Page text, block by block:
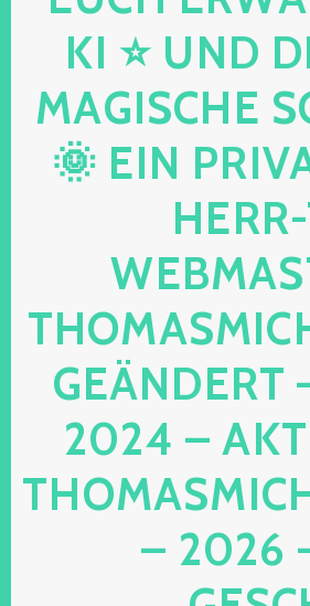
I ⭐ UND
AGISCHE
 EIN
ERR-
EÄNDERT –
024 –
2026 –